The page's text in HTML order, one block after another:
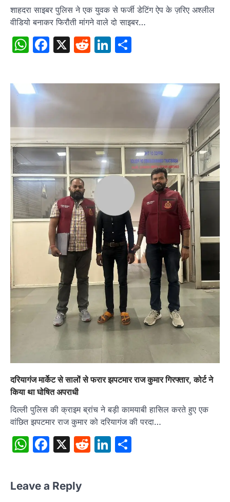
शाहदरा साइबर पुलिस ने एक युवक से फर्जी डेटिंग ऐप के ज़रिए अश्लील
वीडियो बनाकर फिरौती मांगने वाले दो साइबर…
WhatsApp
Facebook
X RedditLinkedIn
दरियागंज मार्केट से सालों से फरार झपटमार राज कुमार गिरफ्तार, कोर्ट ने
किया था घोषित अपराधी
दिल्ली पुलिस की क्राइम ब्रांच ने बड़ी कामयाबी हासिल करते हुए एक
वांछित झपटमार राज कुमार को दरियागंज की परदा…
WhatsApp
Facebook
X RedditLinkedIn
Leave a Reply